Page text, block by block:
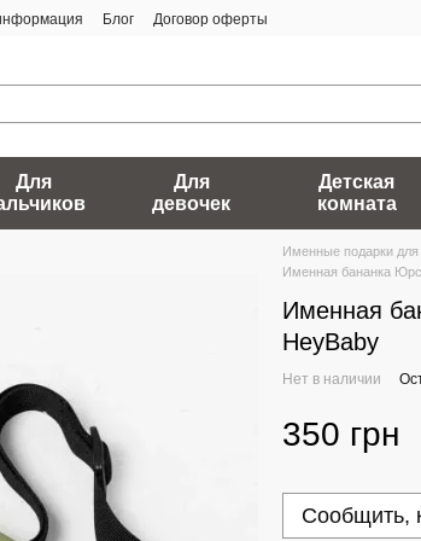
Блог Договор оферты
Для
Для
девочек
Детская
комната
Именные подарки для
Именная бананка
Именная
HeyBaby
Нет в наличии
350 грн
Сообщить,